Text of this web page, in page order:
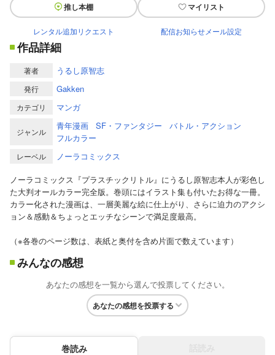
推し本棚 マイリスト
レンタル追加リクエスト 配信お知らせメール設定
作品詳細
著者 うるし原智志
発行 Gakken
カテゴリ マンガ
ジャンル
青年漫画 SF・ファンタジー
バトル・アクション
フルカラー
レーベル
ノーラコミックス
ノーラコミックス『プラスチックリトル』にうるし原智志本人が彩色し
た大判オールカラー完全版。巻頭にはイラスト集も付いたお得な一冊。
カラー化された漫画は、一層美麗な絵に仕上がり、さらに迫力のアクシ
ョン＆感動＆ちょっとエッチなシーンで満足度最高。
（※各巻のページ数は、表紙と奥付を含め片面で数えています）
みんなの感想
あなたの感想を一覧から選んで投票してください。
あなたの感想を投票する
巻読み